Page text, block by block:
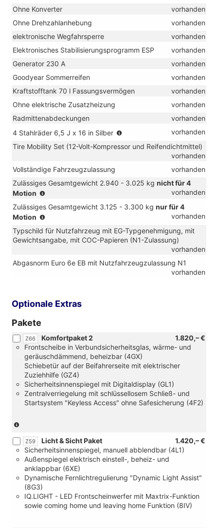
Ohne Konverter
vorhanden
Ohne Drehzahlanhebung
vorhanden
elektronische Wegfahrsperre
vorhanden
Elektronisches Stabilisierungsprogramm ESP
vorhanden
Generator 230 A
vorhanden
Goodyear Sommerreifen
vorhanden
Kraftstofftank 70 l Fassungsvermögen
vorhanden
Ohne elektrische Zusatzheizung
vorhanden
Radmittenabdeckungen
vorhanden
4 Stahlräder 6,5 J x 16 in Silber
R16C
vorhanden
Tire Mobility Set (12-Volt-Kompressor und Reifendichtmittel)
vorhanden
Vollständige Fahrzeugzulassung
vorhanden
Zulässiges Gesamtgewicht 2.940 - 3.025 kg nicht für 4
Motion
4
vorhanden
Zulässiges Gesamtgewicht 3.125 - 3.300 kg nur für 4
Motion
4
Motion)
vorhanden
Typschild für Nutzfahrzeug mit EG-Typgenehmigung, mit
Gewichtsangabe, mit COC-Papieren (N1-Zulassung)
vorhanden
Abgasnorm Euro 6e EB mit Nutzfahrzeugzulassung N1
vorhanden
Optionale Extras
Pakete
Z66 1.820,– €
Komfortpaket 2
Frontscheibe in Verbundsicherheitsglas, wärme- und
geräuschdämmend, beheizbar (4GX)
Schiebetür auf der Beifahrerseite mit elektrischer
Zuziehhilfe (GZ4)
Sicherheitsinnenspiegel mit Digitaldisplay (GL1)
Zentralverriegelung mit schlüssellosem Schließ- und
Startsystem "Keyless Access" ohne Safesicherung (4F2)
Verbindung
mit
[GZ2]
Schiebetür
auf
der
Fahrer-
und
Z59 1.420,– €
Licht & Sicht Paket
Sicherheitsinnenspiegel, manuell abblendbar (4L1)
Außenspiegel elektrisch einstell-, beheiz- und
anklappbar (6XE)
Dynamische Fernlichtregulierung "Dynamic Light Assist"
(8G3)
IQ.LIGHT - LED Frontscheinwerfer mit Maxtrix-Funktion
sowie coming home und leaving home Funktion (8IV)